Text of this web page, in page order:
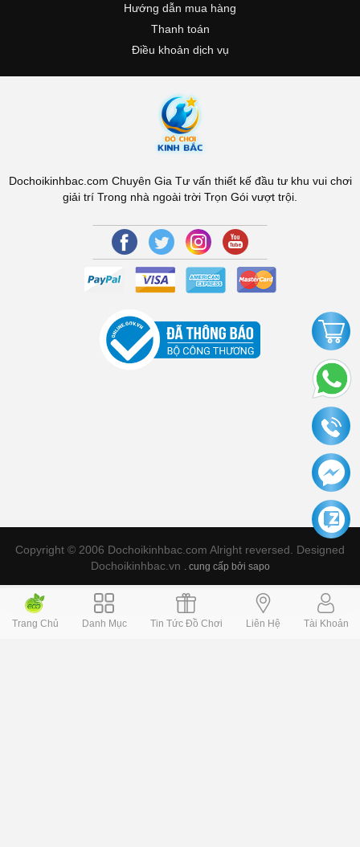
Hướng dẫn mua hàng
Thanh toán
Điều khoản dịch vụ
Dochoikinhbac.com Chuyên Gia Tư vấn thiết kế đầu tư khu vui chơi
giải trí Trong nhà ngoài trời Trọn Gói vượt trội.
Copyright © 2006 Dochoikinhbac.com Alright reversed. Designed
Dochoikinhbac.vn . cung cấp bởi sapo
Trang Chủ Danh Mục Tin Tức Đồ Chơi Liên Hệ Tài Khoản